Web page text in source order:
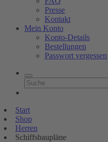
Presse
Kontakt
Mein Konto
Konto-Details
Bestellungen
Passwort vergessen
Start
Shop
Herren
Schiffsbaupläne